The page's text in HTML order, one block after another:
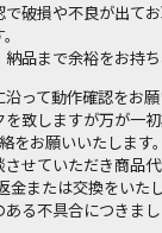
破損や不良が出て
品まで余裕をお持ち
って動作確認をお願
致しますが万が一
をお願いいたします。
せていただき商品
金または交換をいたし
る不具合につきま